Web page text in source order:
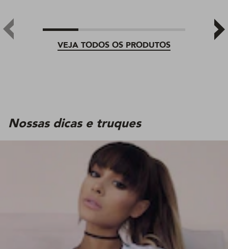
VEJA TODOS OS PRODUTOS
Nossas dicas e truques